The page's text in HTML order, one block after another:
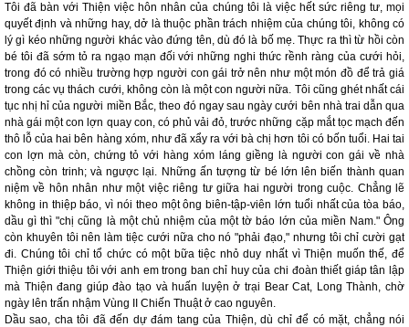
Tôi đã bàn với Thiện việc hôn nhân của chúng tôi là việc hết sức riêng tư, mọi
quyết định và những hay, dở là thuộc phần trách nhiệm của chúng tôi, không có
lý gì kéo những người khác vào đứng tên, dù đó là bố mẹ. Thực ra thì từ hồi còn
bé tôi đã sớm tỏ ra ngạo mạn đối với những nghi thức rềnh ràng của cưới hỏi,
trong đó có nhiều trường hợp người con gái trở nên như một món đồ để trả giá
trong các vụ thách cưới, không còn là một con người nữa. Tôi cũng ghét nhất cái
tục nhị hỉ của người miền Bắc, theo đó ngay sau ngày cưới bên nhà trai dẫn qua
nhà gái một con lợn quay con, có phủ vải đỏ, trước những cặp mắt tọc mạch đến
thô lỗ của hai bên hàng xóm, như đã xẩy ra với bà chị hơn tôi có bốn tuổi. Hai tai
con lợn mà còn, chứng tỏ với hàng xóm láng giềng là người con gái về nhà
chồng còn trinh; và ngược lại. Những ấn tượng từ bé lớn lên biến thành quan
niệm về hôn nhân như một việc riêng tư giữa hai người trong cuộc. Chẳng lẽ
không in thiệp báo, vì nói theo một ông biên-tập-viên lớn tuổi nhất của tòa báo,
dầu gì thì "chị cũng là một chủ nhiệm của một tờ báo lớn của miền Nam." Ông
còn khuyên tôi nên làm tiệc cưới nữa cho nó "phải đạo," nhưng tôi chỉ cười gạt
đi. Chúng tôi chỉ tổ chức có một bữa tiệc nhỏ duy nhất vì Thiện muốn thế, để
Thiện giới thiệu tôi với anh em trong ban chỉ huy của chi đoàn thiết giáp tân lập
mà Thiện đang giúp đào tạo và huấn luyện ở trại Bear Cat, Long Thành, chờ
ngày lên trấn nhậm Vùng II Chiến Thuật ở cao nguyên.
Dầu sao, cha tôi đã đến dự đám tang của Thiện, dù chỉ để có mặt, chẳng nói